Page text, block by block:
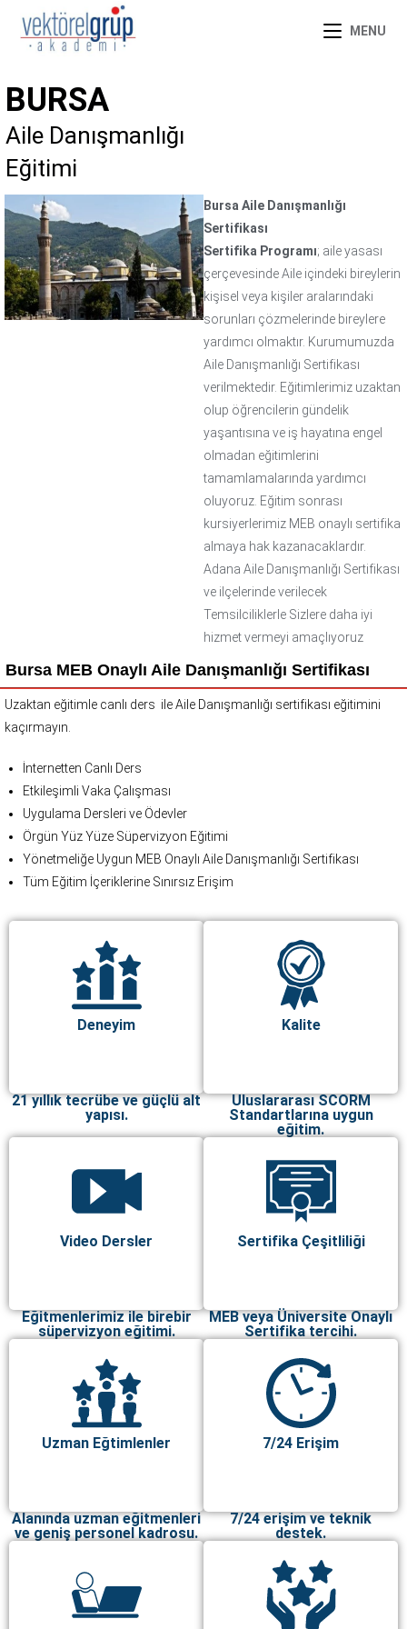
MENU
BURSA
Aile Danışmanlığı
Eğitimi
Bursa Aile Danışmanlığı
Sertifikası
Sertifika Programı; aile yasası
çerçevesinde Aile içindeki bireylerin
kişisel veya kişiler aralarındaki
sorunları çözmelerinde bireylere
yardımcı olmaktır. Kurumumuzda
Aile Danışmanlığı Sertifikası
verilmektedir. Eğitimlerimiz uzaktan
olup öğrencilerin gündelik
yaşantısına ve iş hayatına engel
olmadan eğitimlerini
tamamlamalarında yardımcı
oluyoruz. Eğitim sonrası
kursiyerlerimiz MEB onaylı sertifika
almaya hak kazanacaklardır.
Adana Aile Danışmanlığı Sertifikası
ve ilçelerinde verilecek
Temsilciliklerle Sizlere daha iyi
hizmet vermeyi amaçlıyoruz
Bursa MEB Onaylı Aile Danışmanlığı Sertifikası
Uzaktan eğitimle canlı ders ile Aile Danışmanlığı sertifikası eğitimini
kaçırmayın.
İnternetten Canlı Ders
Etkileşimli Vaka Çalışması
Uygulama Dersleri ve Ödevler
Örgün Yüz Yüze Süpervizyon Eğitimi
Yönetmeliğe Uygun MEB Onaylı Aile Danışmanlığı Sertifikası
Tüm Eğitim İçeriklerine Sınırsız Erişim
Deneyim
21 yıllık tecrübe ve güçlü alt
yapısı.
Kalite
Uluslararası SCORM
Standartlarına uygun
eğitim.
Video Dersler
Eğitmenlerimiz ile birebir
süpervizyon eğitimi.
Sertifika Çeşitliliği
MEB veya Üniversite Onaylı
Sertifika tercihi.
Uzman Eğtimlenler
Alanında uzman eğitmenleri
ve geniş personel kadrosu.
7/24 Erişim
7/24 erişim ve teknik
destek.